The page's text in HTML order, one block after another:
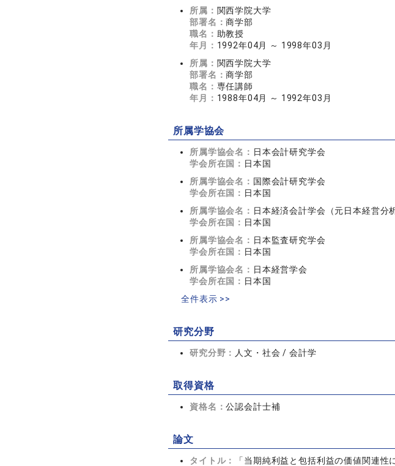
所属： 関西学院大学
部署名：商学部
職名： 助教授
年月： 1992年04月 ～ 1998年03月
所属： 関西学院大学
部署名：商学部
職名： 専任講師
年月： 1988年04月 ～ 1992年03月
所属学協会
所属学協会名： 日本会計研究学会
学会所在国： 日本国
所属学協会名： 国際会計研究学会
学会所在国： 日本国
所属学協会名： 日本経済会計学会（元日本経営分
学会所在国： 日本国
所属学協会名： 日本監査研究学会
学会所在国： 日本国
所属学協会名： 日本経営学会
学会所在国： 日本国
全件表示 >>
研究分野
研究分野： 人文・社会 / 会計学
取得資格
資格名：公認会計士補
論文
タイトル：
「当期純利益と包括利益の価値関連